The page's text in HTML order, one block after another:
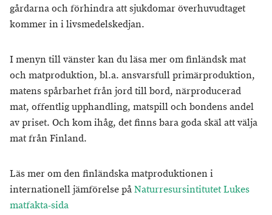
gårdarna och förhindra att sjukdomar överhuvudtaget
kommer in i livsmedelskedjan.
I menyn till vänster kan du läsa mer om finländsk mat
och matproduktion, bl.a. ansvarsfull primärproduktion,
matens spårbarhet från jord till bord, närproducerad
mat, offentlig upphandling, matspill och bondens andel
av priset. Och kom ihåg, det finns bara goda skäl att välja
mat från Finland.
Läs mer om den finländska matproduktionen i
internationell jämförelse påNaturresursintitutet Lukes
matfakta-sida